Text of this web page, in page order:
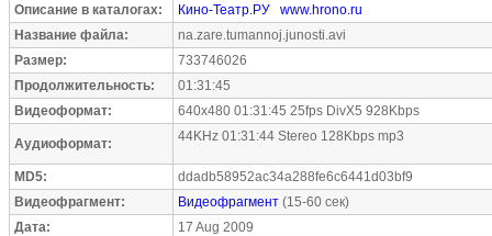
Описание в каталогах:
Кино-Театр.РУ
www.hrono.ru
Название файла:
na.zare.tumannoj.junosti.avi
Размер:
733746026
Продолжительность:
01:31:45
Видеоформат:
640x480 01:31:45 25fps DivX5 928Kbps
Аудиоформат: 44KHz 01:31:44 Stereo 128Kbps mp3
MD5:
ddadb58952ac34a288fe6c6441d03bf9
Видеофрагмент:
Видеофрагмент (15-60 сек)
Дата:
17 Aug 2009